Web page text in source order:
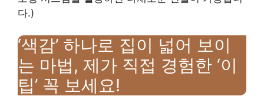
다.)
‘색감’ 하나로 집이 넓어 보이
는 마법, 제가 직접 경험한 ‘이
팁’ 꼭 보세요!